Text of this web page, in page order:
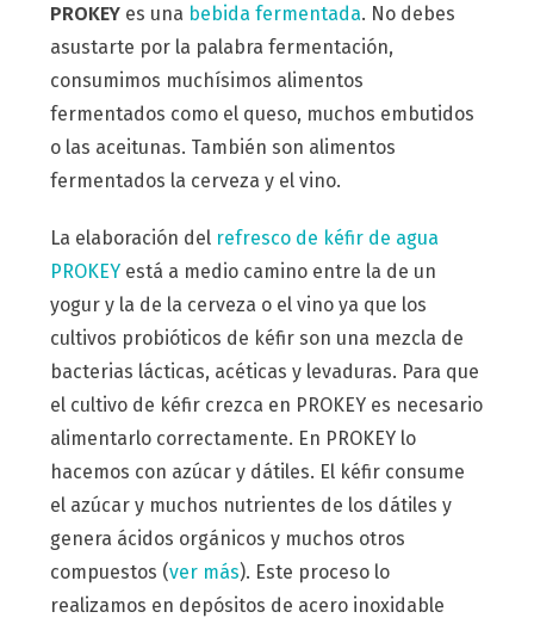
PROKEY es una bebida fermentada. No debes
asustarte por la palabra fermentación,
consumimos muchísimos alimentos
fermentados como el queso, muchos embutidos
o las aceitunas. También son alimentos
fermentados la cerveza y el vino.
La elaboración del refresco de kéfir de agua
PROKEY está a medio camino entre la de un
yogur y la de la cerveza o el vino ya que los
cultivos probióticos de kéfir son una mezcla de
bacterias lácticas, acéticas y levaduras. Para que
el cultivo de kéfir crezca en PROKEY es necesario
alimentarlo correctamente. En PROKEY lo
hacemos con azúcar y dátiles. El kéfir consume
el azúcar y muchos nutrientes de los dátiles y
genera ácidos orgánicos y muchos otros
compuestos (ver más). Este proceso lo
realizamos en depósitos de acero inoxidable